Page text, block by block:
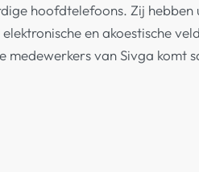
hoofdtelefoons. Zij
en akoestische
van Sivga